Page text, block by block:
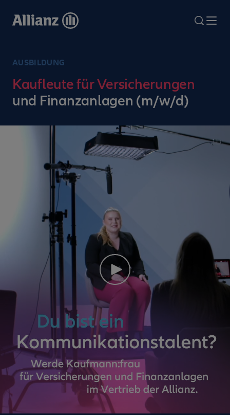
zum
search
AUSBILDUNG
Kaufleute für Versicherungen
und Finanzanlagen (m/w/d)